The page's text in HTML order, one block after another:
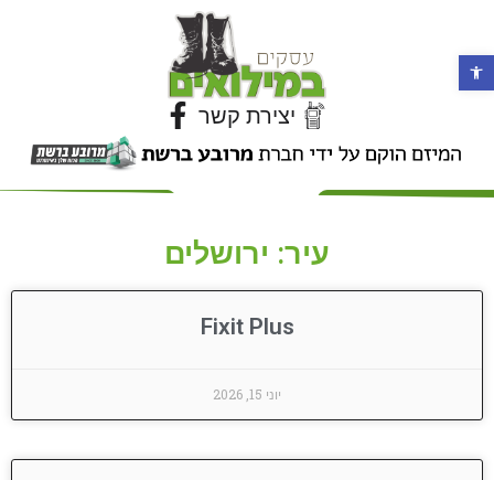
פתח סרגל נגישות
יצירת קשר
עיר: ירושלים
Fixit Plus
יוני 15, 2026